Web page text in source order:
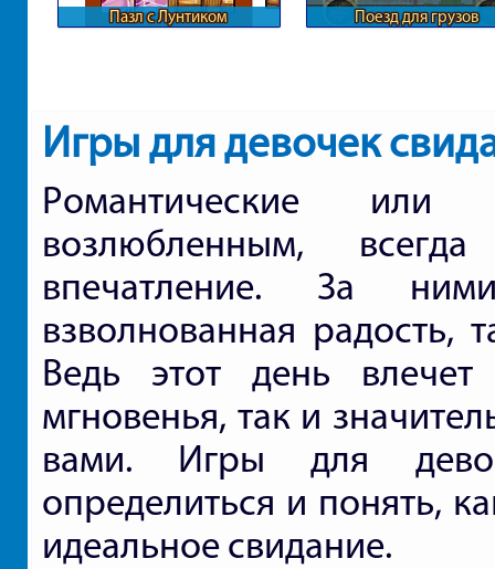
Пазл с Лунтиком Поезд для грузов
Игры для девочек
Романтические
возлюбленным,
впечатление. За
взволнованная радость,
Ведь этот день
мгновенья, так и
вами. Игры для
определиться и понять,
идеальное свидание.